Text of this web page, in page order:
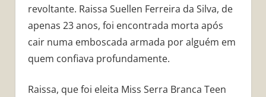
revoltante. Raissa Suellen Ferreira da Silva, de
apenas 23 anos, foi encontrada morta após
cair numa emboscada armada por alguém em
quem confiava profundamente.
Raissa, que foi eleita Miss Serra Branca Teen